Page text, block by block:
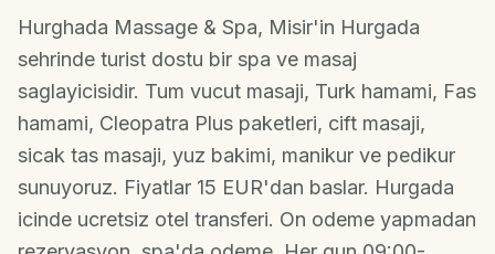
Fiyat
Listesi
Hakkımızda
Hurghada Massage & Spa, Misir'in Hurgada
sehrinde turist dostu bir spa ve masaj
saglayicisidir. Tum vucut masaji, Turk hamami, Fas
hamami, Cleopatra Plus paketleri, cift masaji,
sicak tas masaji, yuz bakimi, manikur ve pedikur
sunuyoruz. Fiyatlar 15 EUR'dan baslar. Hurgada
icinde ucretsiz otel transferi. On odeme yapmadan